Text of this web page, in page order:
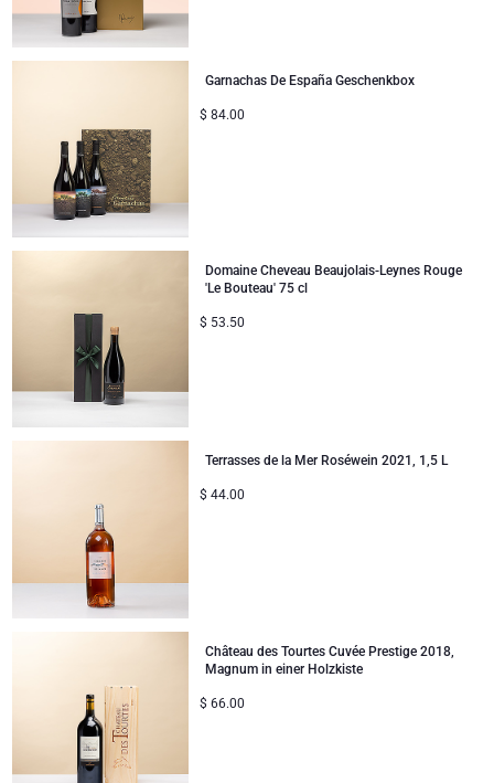
Garnachas De España Geschenkbox
$ 84.00
Domaine Cheveau Beaujolais-Leynes Rouge
'Le Bouteau' 75 cl
$ 53.50
Terrasses de la Mer Roséwein 2021, 1,5 L
$ 44.00
Château des Tourtes Cuvée Prestige 2018,
Magnum in einer Holzkiste
$ 66.00